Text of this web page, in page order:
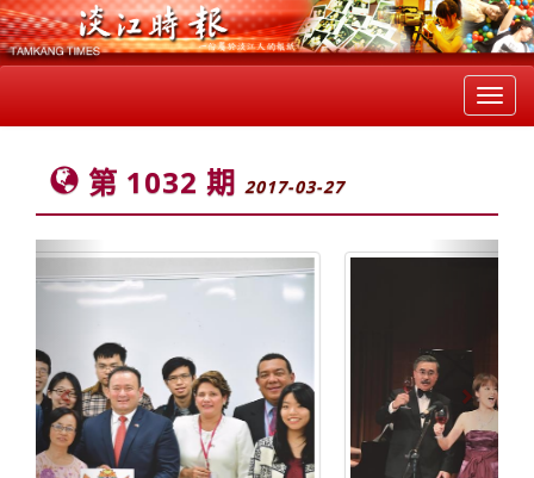
第 1032 期 2017-03-27
Previous Next